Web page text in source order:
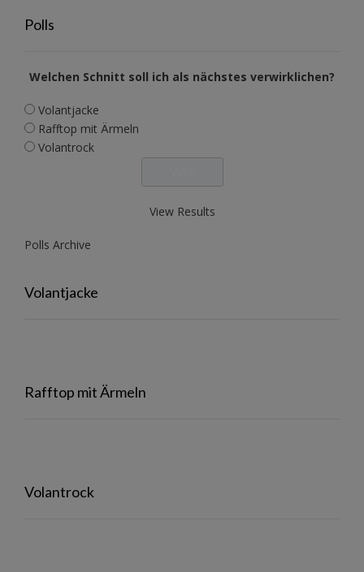
Polls
Welchen Schnitt soll ich als nächstes verwirklichen?
Volantjacke
Rafftop mit Ärmeln
Volantrock
View Results
Polls Archive
Volantjacke
Rafftop mit Ärmeln
Volantrock